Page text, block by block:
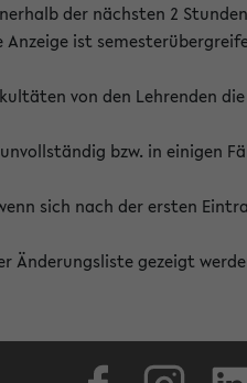
der nächsten 2
ist
von den Lehrenden
bzw. in einigen
sich nach der ersten
Änderungsliste gezeigt